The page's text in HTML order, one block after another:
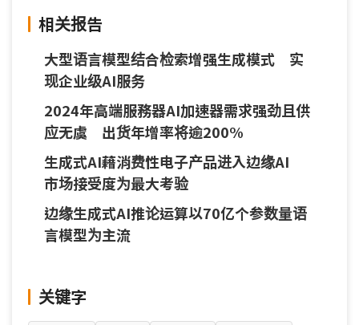
相关报告
大型语言模型结合检索增强生成模式 实
现企业级AI服务
2024年高端服務器AI加速器需求强劲且供
应无虞 出货年增率将逾200%
生成式AI藉消费性电子产品进入边缘AI
市场接受度为最大考验
边缘生成式AI推论运算以70亿个参数量语
言模型为主流
关键字